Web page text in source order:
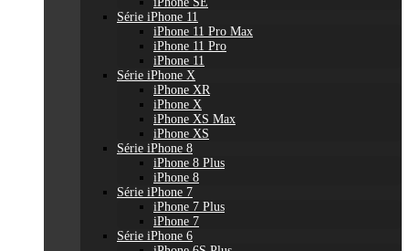
Série iPhone 11
iPhone 11 Pro Max
iPhone 11 Pro
iPhone 11
Série iPhone X
iPhone XR
iPhone X
iPhone XS Max
iPhone XS
Série iPhone 8
iPhone 8 Plus
iPhone 8
Série iPhone 7
iPhone 7 Plus
iPhone 7
Série iPhone 6